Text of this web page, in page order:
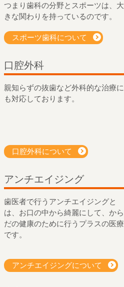
つまり歯科の分野とスポーツは、大
きな関わりを持っているのです。
スポーツ歯科について
口腔外科
親知らずの抜歯など外科的な治療に
も対応しております。
口腔外科について
アンチエイジング
歯医者で行うアンチエイジングと
は、お口の中から綺麗にして、から
だの健康のために行うプラスの医療
です。
アンチエイジングについて